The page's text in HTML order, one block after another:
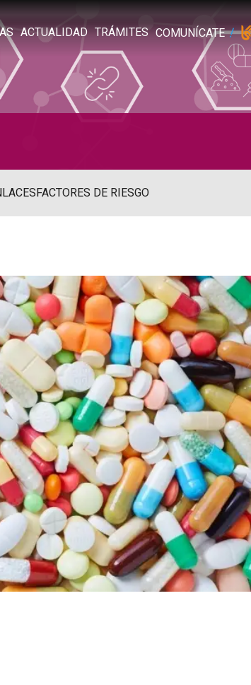
ACTUALIDAD TRÁMITES COMUNÍCATE
FACTORES DE RIESGO